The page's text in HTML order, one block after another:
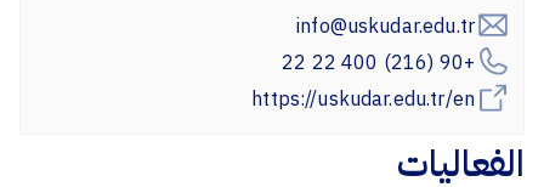
info@uskudar.edu.tr
+90 (216) 400 22 22
https://uskudar.edu.tr/en
الفعاليات